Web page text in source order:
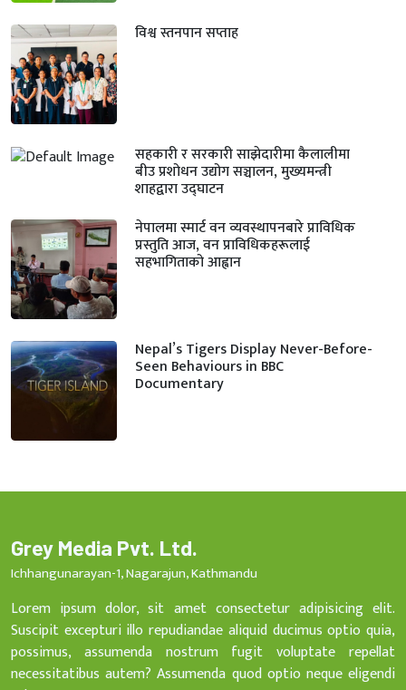
विश्व स्तनपान सप्ताह
सहकारी र सरकारी साझेदारीमा कैलालीमा
बीउ प्रशोधन उद्योग सञ्चालन, मुख्यमन्त्री
शाहद्वारा उद्घाटन
नेपालमा स्मार्ट वन व्यवस्थापनबारे प्राविधिक
प्रस्तुति आज, वन प्राविधिकहरूलाई
सहभागिताको आह्वान
Nepal’s Tigers Display Never-Before-
Seen Behaviours in BBC
Documentary
Grey Media Pvt. Ltd.
Ichhangunarayan-1, Nagarajun, Kathmandu
Lorem ipsum dolor, sit amet consectetur adipisicing elit.
Suscipit excepturi illo repudiandae aliquid ducimus optio quia,
possimus, assumenda nostrum fugit voluptate repellat
necessitatibus autem? Assumenda quod optio neque eligendi